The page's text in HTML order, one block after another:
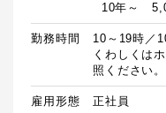
10年～　
勤務時間
10～19時／
くわしくは
照ください。
雇用形態 正社員